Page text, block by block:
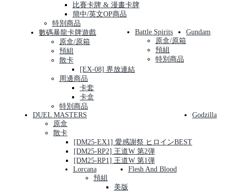
比賽卡牌 & 漫畫卡牌
簡中/英文OP商品
特別商品
數碼暴龍卡牌遊戲
原盒/原箱
預組
散卡
[EX-08] 界放連結
周邊商品
卡套
卡盒
特別商品
Battle Spirits
原盒/原箱
預組
特別商品
Gundam
DUEL MASTERS
原盒
散卡
[DM25-EX1] 愛感謝祭 ヒロインBEST
[DM25-RP2] 王道W 第2弾
[DM25-RP1] 王道W 第1弾
Godzilla
Lorcana
預組
美版
Flesh And Blood